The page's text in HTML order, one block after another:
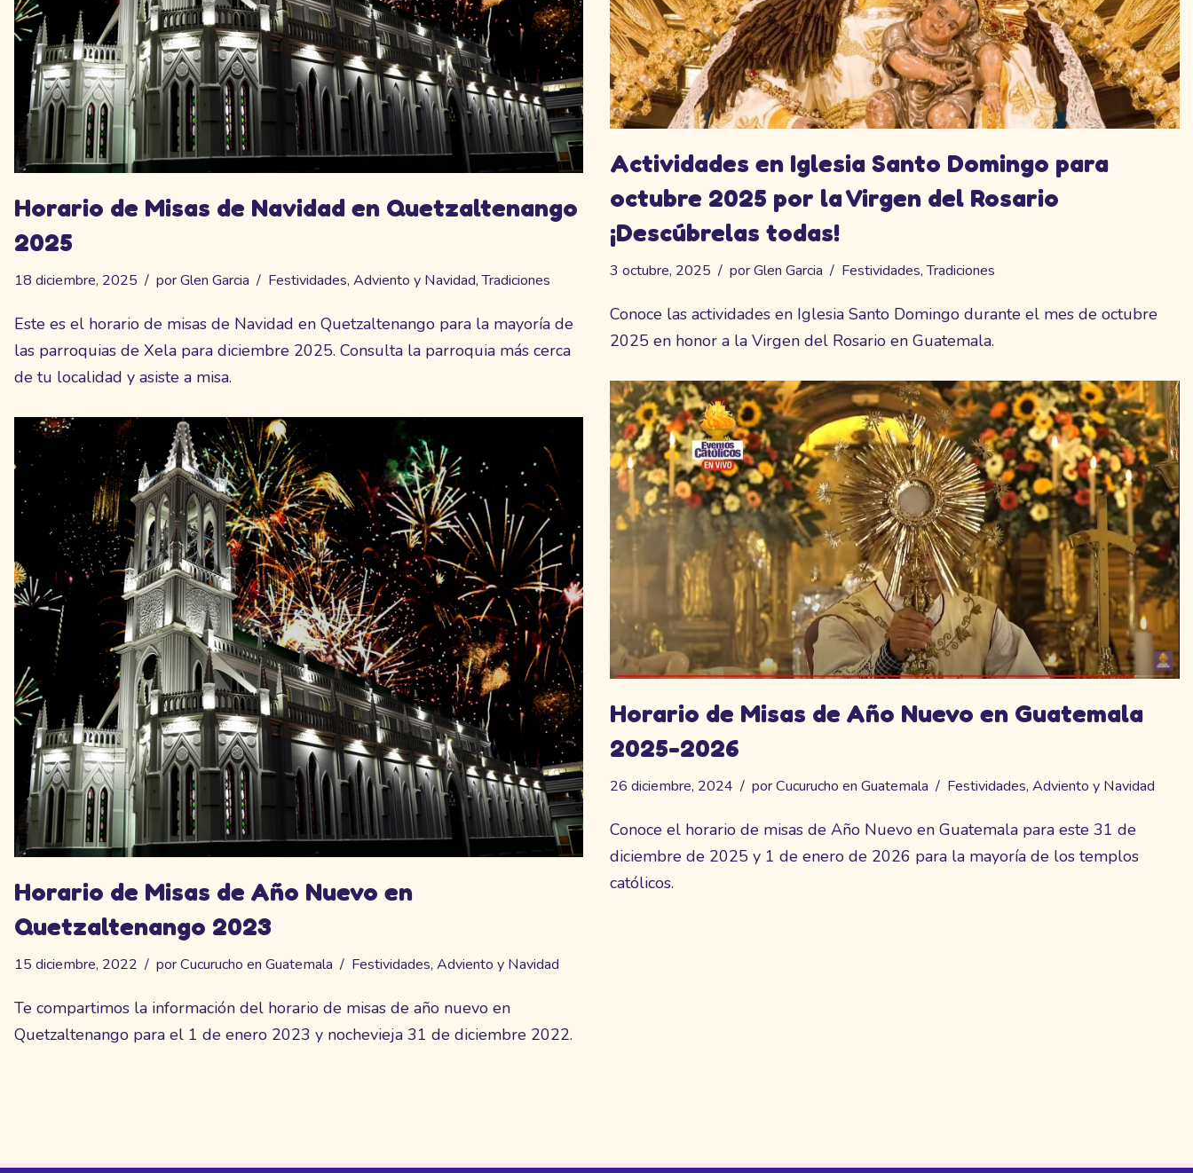
Horario de Misas de Navidad en Quetzaltenango
2025
18 diciembre, 2025 porGlen Garcia Festividades, Adviento y Navidad,Tradiciones
Este es el horario de misas de Navidad en Quetzaltenango para la mayoría de
las parroquias de Xela para diciembre 2025. Consulta la parroquia más cerca
de tu localidad y asiste a misa.
Actividades en Iglesia Santo Domingo para
octubre 2025 por la Virgen del Rosario
¡Descúbrelas todas!
3 octubre, 2025 porGlen Garcia Festividades,Tradiciones
Conoce las actividades en Iglesia Santo Domingo durante el mes de octubre
2025 en honor a la Virgen del Rosario en Guatemala.
Horario de Misas de Año Nuevo en Guatemala
2025-2026
26 diciembre, 2024 porCucurucho en Guatemala Festividades, Adviento y Navidad
Conoce el horario de misas de Año Nuevo en Guatemala para este 31 de
diciembre de 2025 y 1 de enero de 2026 para la mayoría de los templos
católicos.
Horario de Misas de Año Nuevo en
Quetzaltenango 2023
15 diciembre, 2022 porCucurucho en Guatemala Festividades, Adviento y Navidad
Te compartimos la información del horario de misas de año nuevo en
Quetzaltenango para el 1 de enero 2023 y nochevieja 31 de diciembre 2022.